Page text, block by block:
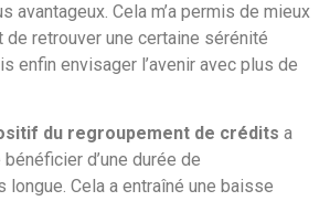
avantageux. Cela m’a permis de mieux
de retrouver une certaine sérénité
enfin envisager l’avenir avec plus de
du regroupement de crédits a
d’une durée de
longue. Cela a entraîné une baisse